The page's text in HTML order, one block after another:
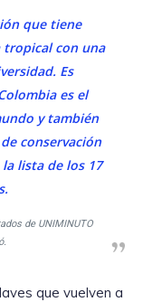
que tiene
tropical con una
Es
es el
y también
conservación
lista de los 17
de UNIMINUTO
que vuelven a